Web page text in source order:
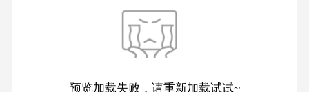
预览加载失败，请重新加载试试~